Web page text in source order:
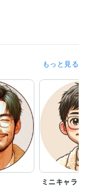
もっと見る
ミニキャラ